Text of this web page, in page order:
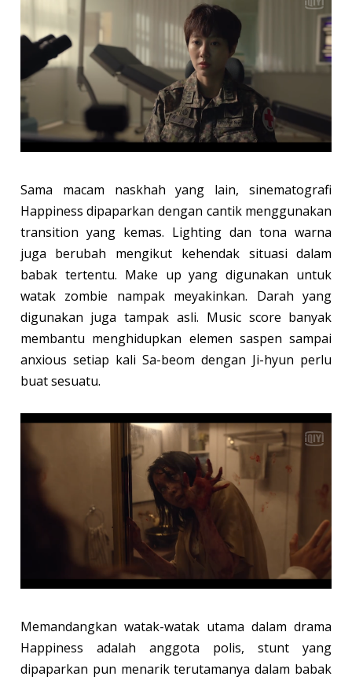
Sama macam naskhah yang lain, sinematografi
Happiness dipaparkan dengan cantik menggunakan
transition yang kemas. Lighting dan tona warna
juga berubah mengikut kehendak situasi dalam
babak tertentu. Make up yang digunakan untuk
watak zombie nampak meyakinkan. Darah yang
digunakan juga tampak asli. Music score banyak
membantu menghidupkan elemen saspen sampai
anxious setiap kali Sa-beom dengan Ji-hyun perlu
buat sesuatu.
Memandangkan watak-watak utama dalam drama
Happiness adalah anggota polis, stunt yang
dipaparkan pun menarik terutamanya dalam babak